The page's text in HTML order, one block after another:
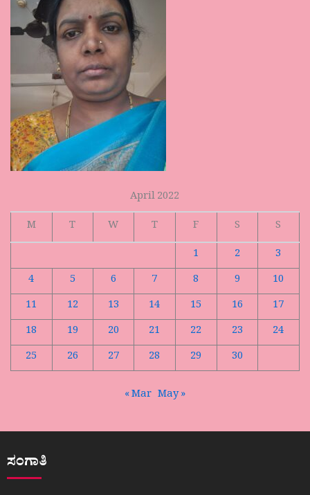
April 2022
M
T W T F S
S
1
2
3
4
5 6 7 8 9
10
11
12 13 14 15 16
17
18
19 20 21 22 23
24
25
26 27 28 29 30
« Mar May »
ಸಂಗಾತಿ